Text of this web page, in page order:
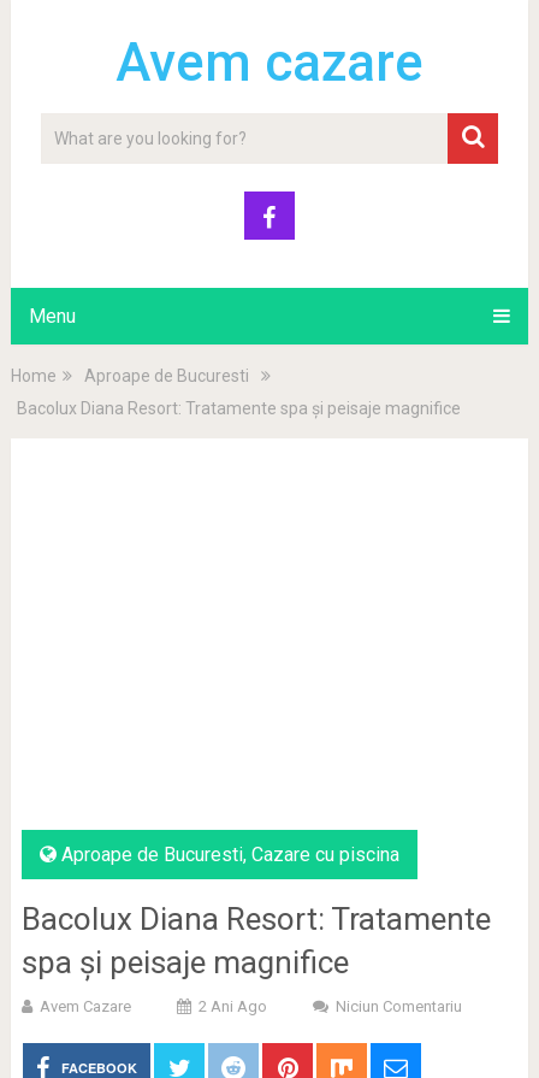
Avem cazare
Menu
Home
Aproape de Bucuresti
Bacolux Diana Resort: Tratamente spa și peisaje magnifice
Aproape de Bucuresti, Cazare cu piscina
Bacolux Diana Resort: Tratamente
spa și peisaje magnifice
Avem Cazare 2 Ani Ago Niciun Comentariu
FACEBOOK